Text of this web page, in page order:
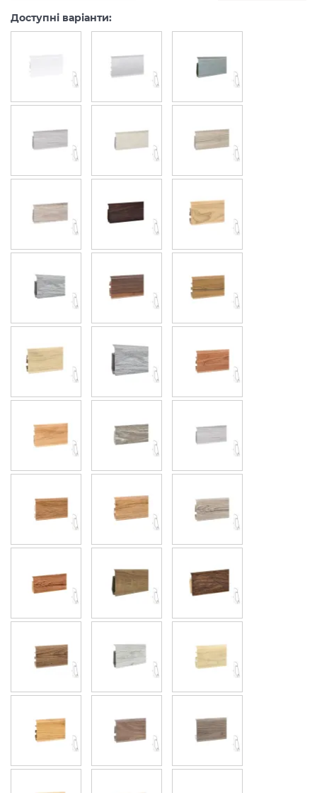
Доступні варіанти: